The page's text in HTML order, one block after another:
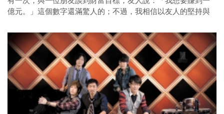
億元。」這個數字還滿驚人的；不過，我相信以友人的堅持與